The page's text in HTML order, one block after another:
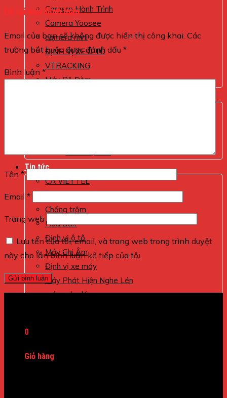
Camera Hành Trình
Camera Yoosee
camera mini
ĐỊNH VỊ XE Ô TÔ
VTRACKING
Máy Bộ Đàm
Tin tức
CA VIETTEL
Chống trộm
Hóa Đơn
Định vị ô tô
Máy Ghi Âm
Định vị xe máy
Máy Phát Hiện Nghe Lén
máy nghe lén
0
Giỏ hàng
Để lại một bình luận
Email của bạn sẽ không được hiển thị công khai. Các
trường bắt buộc được đánh dấu *
Bình luận *
Tên *
Email *
Trang web
Lưu tên của tôi, email, và trang web trong trình duyệt
này cho lần bình luận kế tiếp của tôi.